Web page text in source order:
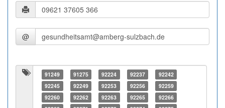
@
91249 91275 92224 92237
92242
92245
92249 92253 92256
92259
92260
92262 92263 92265
92266